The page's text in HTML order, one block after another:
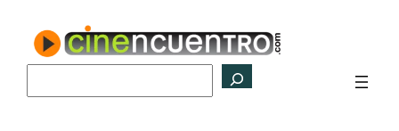
contenido